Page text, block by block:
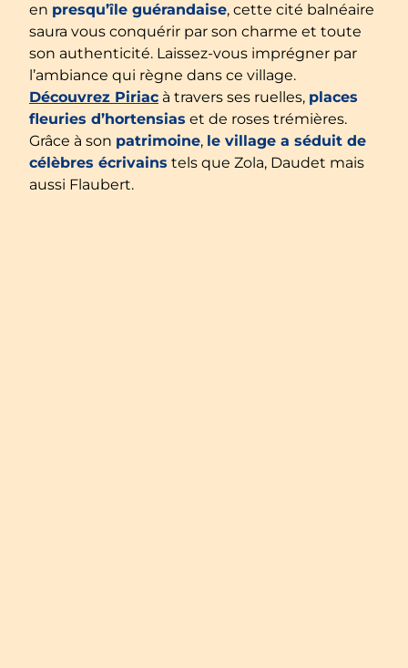
en presqu’île guérandaise, cette cité balnéaire
saura vous conquérir par son charme et toute
son authenticité. Laissez-vous imprégner par
l’ambiance qui règne dans ce village.
Découvrez Piriac à travers ses ruelles, places
fleuries d’hortensias et de roses trémières.
Grâce à son patrimoine, le village a séduit de
célèbres écrivains tels que Zola, Daudet mais
aussi Flaubert.